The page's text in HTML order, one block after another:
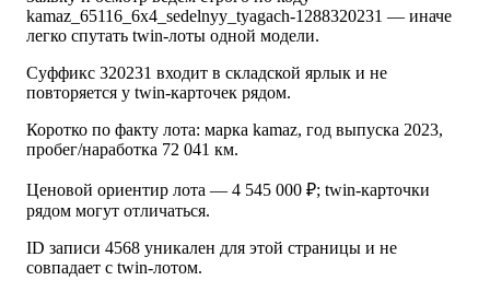
kamaz_65116_6x4_sedelnyy_tyagach-1288320231 — иначе
легко спутать twin-лоты одной модели.
Суффикс 320231 входит в складской ярлык и не
повторяется у twin-карточек рядом.
Коротко по факту лота: марка kamaz, год выпуска 2023,
пробег/наработка 72 041 км.
Ценовой ориентир лота — 4 545 000 ₽; twin-карточки
рядом могут отличаться.
ID записи 4568 уникален для этой страницы и не
совпадает с twin-лотом.